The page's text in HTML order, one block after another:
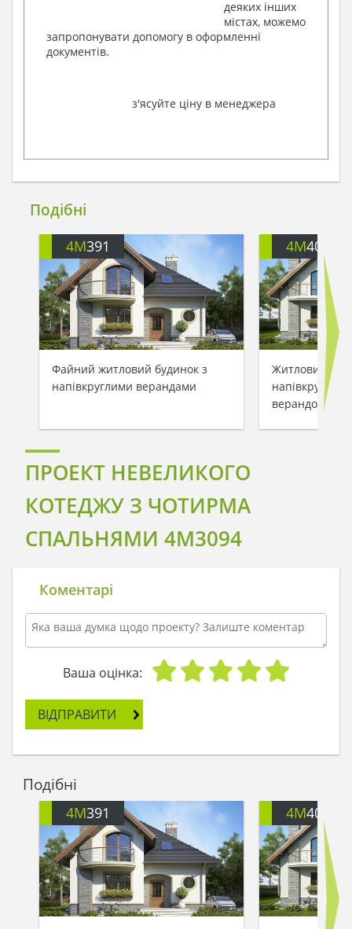
деяких інших
містах, можемо
запропонувати допомогу в оформленні
документів.
з'ясуйте ціну в менеджера
Подібні
4M391
Файний житловий будинок з
напівкруглими верандами
4M401
Житловий
верандою
ПРОЕКТ НЕВЕЛИКОГО
КОТЕДЖУ З ЧОТИРМА
СПАЛЬНЯМИ 4M3094
Коментарі
Ваша оцінка:
ВІДПРАВИТИ
Подібні
4M391 4M401